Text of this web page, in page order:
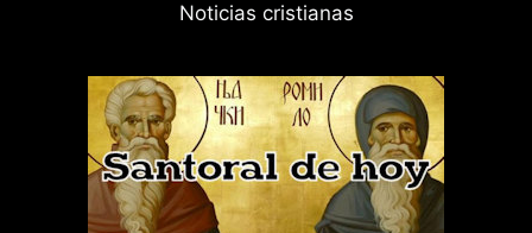
Noticias cristianas